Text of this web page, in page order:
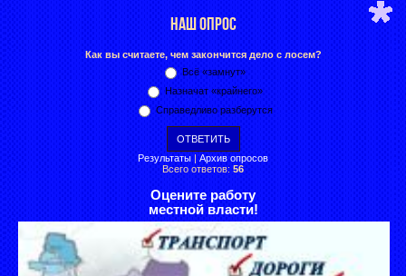
НАШ ОПРОС
Как вы считаете, чем закончится дело с лосем?
Всё «замнут»
Назначат «крайнего»
Справедливо разберутся
Результаты | Архив опросов
Всего ответов: 56
Оцените работу
местной власти!